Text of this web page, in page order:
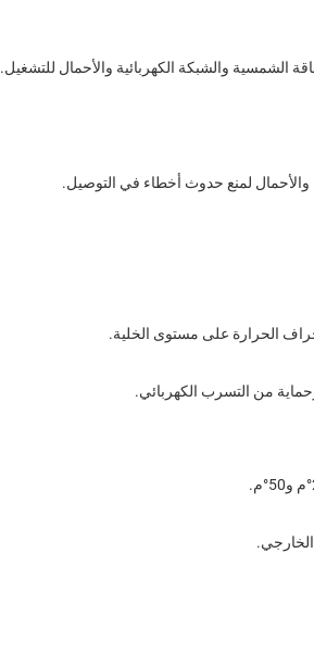
الشمسية والشبكة الكهربائية والأحمال للتشغيل.
والأحمال لمنع حدوث أخطاء في التوصيل.